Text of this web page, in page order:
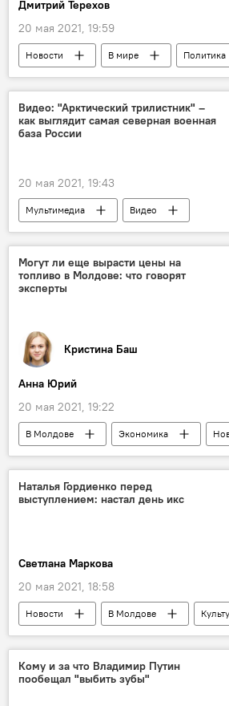
Дмитрий Терехов
20 мая 2021, 19:59
Новости В мире
Политика
Общество
В Молдове
Политика
Культура
Видео: "Арктический трилистник" –
как выглядит самая северная военная
база России
20 мая 2021, 19:43
Мультимедиа Видео
Могут ли еще вырасти цены на
топливо в Молдове: что говорят
эксперты
Кристина Баш
Анна Юрий
20 мая 2021, 19:22
В Молдове Экономика
Наталья Гордиенко перед
выступлением: настал день икс
Светлана Маркова
20 мая 2021, 18:58
Новости В Молдове
Общество
В мире
Кому и за что Владимир Путин
пообещал "выбить зубы"